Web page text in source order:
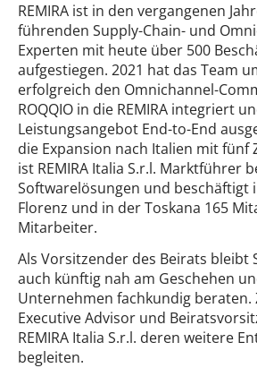
REMIRA ist in den vergangenen
führenden Supply-Chain- und
Experten mit heute über 500
aufgestiegen. 2021 hat das Team
erfolgreich den Omnichannel-
ROQQIO in die REMIRA integriert
Leistungsangebot End-to-End
die Expansion nach Italien mit fünf
ist REMIRA Italia S.r.l. Marktführer
Softwarelösungen und beschäftigt
Florenz und in der Toskana 165
Mitarbeiter.
Als Vorsitzender des Beirats bleibt
auch künftig nah am Geschehen
Unternehmen fachkundig beraten.
Executive Advisor und
REMIRA Italia S.r.l. deren weitere
begleiten.